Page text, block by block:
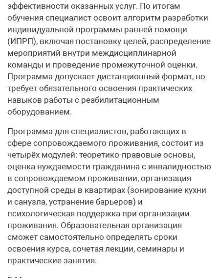
эффективности оказанных услуг. По итогам
обучения специалист освоит алгоритм разработки
индивидуальной программы ранней помощи
(ИПРП), включая постановку целей, распределение
мероприятий внутри междисциплинарной
команды и проведение промежуточной оценки.
Программа допускает дистанционный формат, но
требует обязательного освоения практических
навыков работы с реабилитационным
оборудованием.
Программа для специалистов, работающих в
сфере сопровождаемого проживания, состоит из
четырёх модулей: теоретико-правовые основы,
оценка нуждаемости гражданина с инвалидностью
в сопровождаемом проживании, организация
доступной среды в квартирах (зонирование кухни
и санузла, устранение барьеров) и
психологическая поддержка при организации
проживания. Образовательная организация
сможет самостоятельно определять сроки
освоения курса, сочетая лекции, семинары и
практические занятия.